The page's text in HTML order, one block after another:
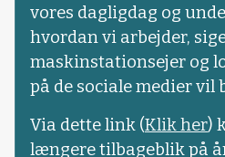
vores dagligdag og
hvordan vi arbejder,
maskinstationsejer og
på de sociale medier vil
Via dette link (Klik her)
længere tilbageblik på